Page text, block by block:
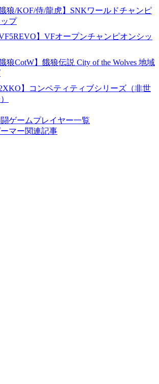
狼/KOF/侍/龍虎】SNKワールドチャンピ
プ
】VFオープンチャンピオンシッ
狼CotW】餓狼伝説 City of the Wolves 地域
】コンペティティブシリーズ（非世
ゲームプレイヤー一覧
マー関連記事